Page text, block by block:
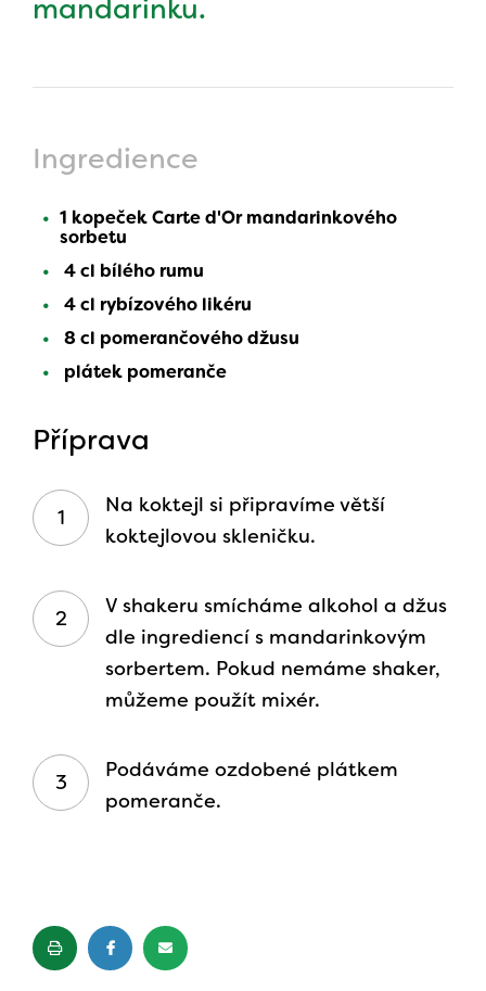
mandarinku.
Ingredience
1 kopeček Carte d'Or mandarinkového
sorbetu
4 cl bílého rumu
4 cl rybízového likéru
8 cl pomerančového džusu
plátek pomeranče
Příprava
Na koktejl si připravíme větší
koktejlovou skleničku.
V shakeru smícháme alkohol a džus
dle ingrediencí s mandarinkovým
sorbertem. Pokud nemáme shaker,
můžeme použít mixér.
Podáváme ozdobené plátkem
pomeranče.